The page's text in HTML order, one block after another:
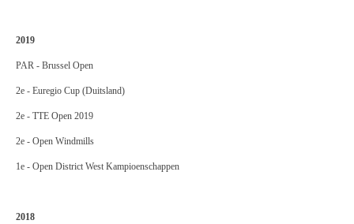
2019
PAR - Brussel Open
2e - Euregio Cup (Duitsland)
2e - TTE Open 2019
2e - Open Windmills
1e - Open District West Kampioenschappen
2018